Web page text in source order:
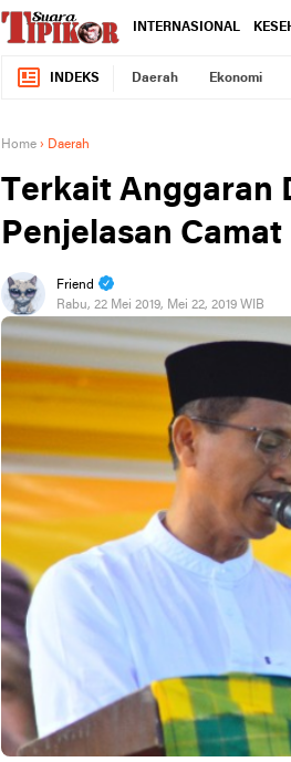
INTERNASIONAL
INDEKS Daerah Ekonomi
Home › Daerah
Terkait Anggaran
Penjelasan
Friend
Rabu, 22 Mei 2019, Mei 22, 2019 WIB